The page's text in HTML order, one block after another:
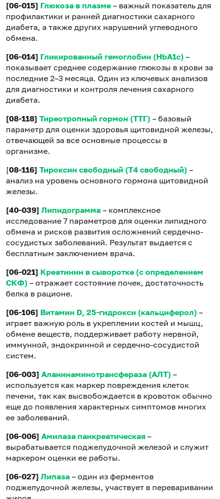
[06-015] Глюкоза в плазме – важный показатель для
профилактики и ранней диагностики сахарного
диабета, а также других нарушений углеводного
обмена.
[06-014] Гликированный гемоглобин (HbA1c) –
показывает среднее содержание глюкозы в крови за
последние 2–3 месяца. Один из ключевых анализов
для диагностики и контроля лечения сахарного
диабета.
[08-118] Тиреотропный гормон (ТТГ) – базовый
параметр для оценки здоровья щитовидной железы,
отвечающей за все основные процессы в
организме.
[08-116] Тироксин свободный (Т4 свободный) –
анализ на уровень основного гормона щитовидной
железы.
[40-039] Липидограмма – комплексное
исследование 7 параметров для оценки липидного
обмена и рисков развития осложнений сердечно-
сосудистых заболеваний. Результат выдается с
бесплатным заключением врача.
[06-021] Креатинин в сыворотке (с определением
СКФ) – отражает состояние почек, достаточность
белка в рационе.
[06-106] Витамин D, 25-гидрокси (кальциферол) –
играет важную роль в укреплении костей и мышц,
обмене веществ, поддерживает работу нервной,
иммунной, эндокринной и сердечно-сосудистой
систем.
[06-003] Аланинаминотрансфераза (АЛТ) –
используется как маркер повреждения клеток
печени, так как высвобождается в кровоток обычно
еще до появления характерных симптомов многих
ее заболеваний.
[06-006] Амилаза панкреатическая –
вырабатывается поджелудочной железой и служит
маркером оценки ее работы.
[06-027] Липаза – один из ферментов
поджелудочной железы, участвует в переваривании